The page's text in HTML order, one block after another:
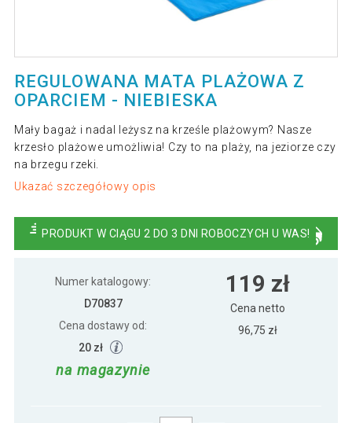
REGULOWANA MATA PLAŻOWA Z
OPARCIEM - NIEBIESKA
Mały bagaż i nadal leżysz na krześle plażowym? Nasze
krzesło plażowe umożliwia! Czy to na plaży, na jeziorze czy
na brzegu rzeki.
Ukazać szczegółowy opis
PRODUKT W CIĄGU 2 DO 3 DNI ROBOCZYCH U WAS!
Numer katalogowy:
D70837
Cena dostawy od:
20 zł
na magazynie
119 zł
Cena netto
96,75 zł